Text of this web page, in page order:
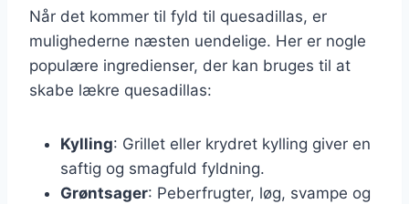
Når det kommer til fyld til quesadillas, er
mulighederne næsten uendelige. Her er nogle
populære ingredienser, der kan bruges til at
skabe lækre quesadillas:
Kylling: Grillet eller krydret kylling giver en
saftig og smagfuld fyldning.
Grøntsager: Peberfrugter, løg, svampe og